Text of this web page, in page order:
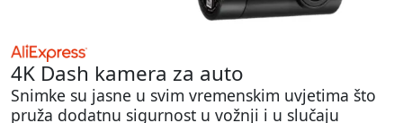
4K Dash kamera za auto
Snimke su jasne u svim vremenskim uvjetima što
pruža dodatnu sigurnost u vožnji i u slučaju